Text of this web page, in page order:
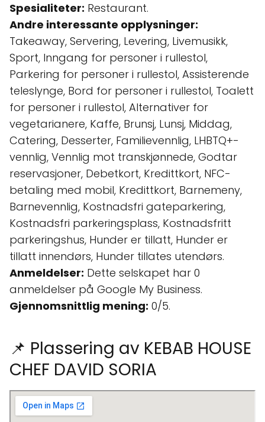
Spesialiteter: Restaurant.
Andre interessante opplysninger:
Takeaway, Servering, Levering, Livemusikk,
Sport, Inngang for personer i rullestol,
Parkering for personer i rullestol, Assisterende
teleslynge, Bord for personer i rullestol, Toalett
for personer i rullestol, Alternativer for
vegetarianere, Kaffe, Brunsj, Lunsj, Middag,
Catering, Desserter, Familievennlig, LHBTQ+-
vennlig, Vennlig mot transkjønnede, Godtar
reservasjoner, Debetkort, Kredittkort, NFC-
betaling med mobil, Kredittkort, Barnemeny,
Barnevennlig, Kostnadsfri gateparkering,
Kostnadsfri parkeringsplass, Kostnadsfritt
parkeringshus, Hunder er tillatt, Hunder er
tillatt innendørs, Hunder tillates utendørs.
Anmeldelser: Dette selskapet har 0
anmeldelser på Google My Business.
Gjennomsnittlig mening: 0/5.
📌 Plassering av KEBAB HOUSE
CHEF DAVID SORIA